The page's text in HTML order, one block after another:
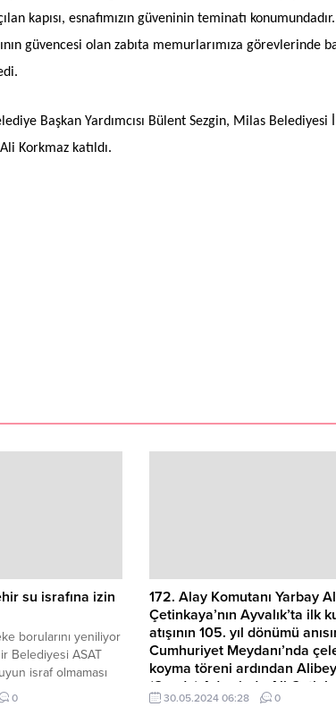
kapısı, esnafımızın güveninin teminatı konumundadır.
güvencesi olan zabıta memurlarımıza görevlerinde
Başkan Yardımcısı Bülent Sezgin, Milas Belediyesi
Korkmaz katıldı.
su israfına izin
borularını yeniliyor
Belediyesi ASAT
israf olmaması
0
172. Alay Komutanı Yarbay
Çetinkaya’nın Ayvalık’ta ilk
atışının 105. yıl dönümü
Cumhuriyet Meydanı’nda
koyma töreni ardından Alibey
(Cunda) Adası’nda Ali
büstüne çiçek bırakıldı
30.05.2024 06:28 0